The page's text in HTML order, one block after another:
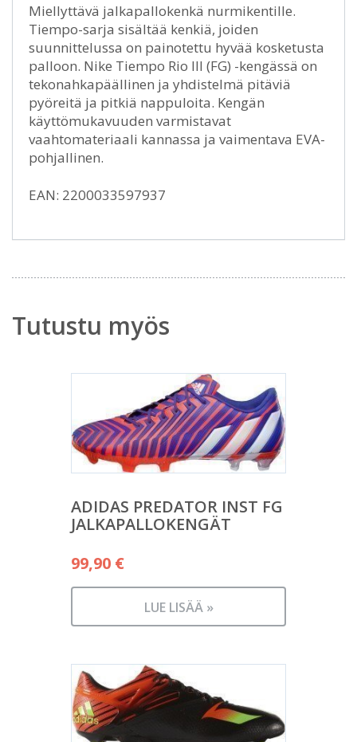
Miellyttävä jalkapallokenkä nurmikentille.
Tiempo-sarja sisältää kenkiä, joiden
suunnittelussa on painotettu hyvää kosketusta
palloon. Nike Tiempo Rio III (FG) -kengässä on
tekonahkapäällinen ja yhdistelmä pitäviä
pyöreitä ja pitkiä nappuloita. Kengän
käyttömukavuuden varmistavat
vaahtomateriaali kannassa ja vaimentava EVA-
pohjallinen.
EAN: 2200033597937
Tutustu myös
ADIDAS PREDATOR INST FG
JALKAPALLOKENGÄT
99,90 €
LUE LISÄÄ »